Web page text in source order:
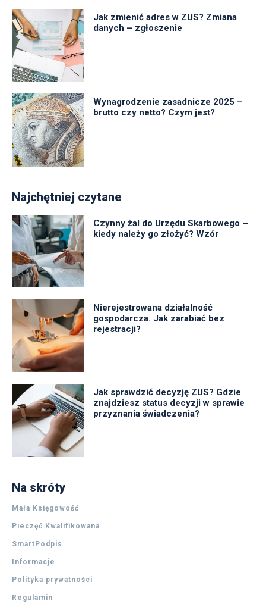
Jak zmienić adres w ZUS? Zmiana
danych – zgłoszenie
Wynagrodzenie zasadnicze 2025 –
brutto czy netto? Czym jest?
Najchętniej czytane
Czynny żal do Urzędu Skarbowego –
kiedy należy go złożyć? Wzór
Nierejestrowana działalność
gospodarcza. Jak zarabiać bez
rejestracji?
Jak sprawdzić decyzję ZUS? Gdzie
znajdziesz status decyzji w sprawie
przyznania świadczenia?
Na skróty
Mała Księgowość
Pieczęć Kwalifikowana
SmartPodpis
Informacje
Polityka prywatności
Regulamin